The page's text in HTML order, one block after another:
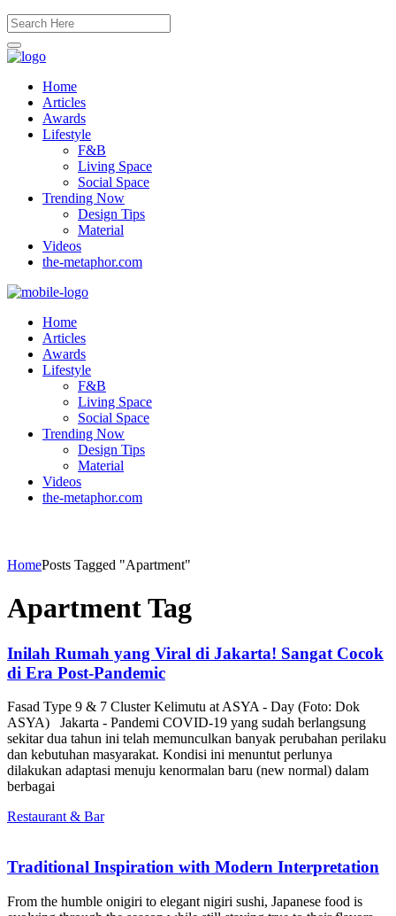
Home
Articles
Awards
Lifestyle
F&B
Living Space
Social Space
Trending Now
Design Tips
Material
Videos
the-metaphor.com
Home
Articles
Awards
Lifestyle
F&B
Living Space
Social Space
Trending Now
Design Tips
Material
Videos
the-metaphor.com
HomePosts Tagged "Apartment"
Apartment Tag
Inilah Rumah yang Viral di Jakarta! Sangat Cocok
di Era Post-Pandemic
Fasad Type 9 & 7 Cluster Kelimutu at ASYA - Day (Foto: Dok
ASYA) Jakarta - Pandemi COVID-19 yang sudah berlangsung
sekitar dua tahun ini telah memunculkan banyak perubahan perilaku
dan kebutuhan masyarakat. Kondisi ini menuntut perlunya
dilakukan adaptasi menuju kenormalan baru (new normal) dalam
berbagai
Restaurant & Bar
Traditional Inspiration with Modern Interpretation
From the humble onigiri to elegant nigiri sushi, Japanese food is